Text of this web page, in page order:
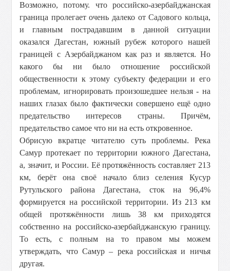
Возможно, потому. что российско-азербайджанская
граница пролегает очень далеко от Садового кольца,
и главным пострадавшим в данной ситуации
оказался Дагестан, южный рубеж которого нашей
границей с Азербайджаном как раз и является. Но
какого бы ни было отношение российской
общественности к этому субъекту федерации и его
проблемам, игнорировать произошедшее нельзя - на
наших глазах было фактически совершено ещё одно
предательство интересов страны. Причём,
предательство самое что ни на есть откровенное.
Обрисую вкратце читателю суть проблемы. Река
Самур протекает по территории южного Дагестана,
а, значит, и России. Её протяжённость составляет 213
км, берёт она своё начало близ селения Кусур
Рутульского района Дагестана, сток на 96,4%
формируется на российской территории. Из 213 км
общей протяжённости лишь 38 км приходятся
собственно на российско-азербайджанскую границу.
То есть, с полным на то правом мы можем
утверждать, что Самур – река российская и ничья
другая.